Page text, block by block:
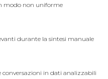
modo non uniforme
durante la sintesi manuale
conversazioni in dati analizzabili